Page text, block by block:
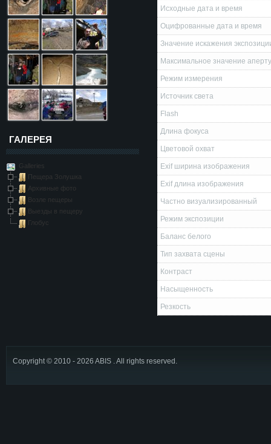
ГАЛЕРЕЯ
Galleries
Пещера Золушка
Архивные фото
Возле пещеры
Выезды в пещеру
Глобус
Исходные дата и время
Оцифрованные дата и время
Значение искажения
Максимальное значение
Режим измерения
Источник света
Flash
Длина фокуса
Цветовой охват
Exif ширина изображения
Exif длина изображения
Частно визуализированный
Режим экспозиции
Баланс белого
Тип захвата сцены
Контраст
Насыщенность
Резкость
Copyright © 2010 - 2026 ABIS . All rights reserved.